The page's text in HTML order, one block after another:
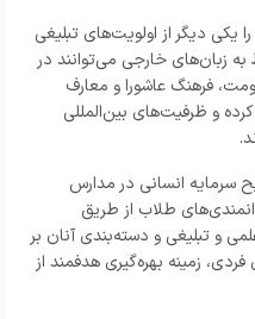
دیگر از اولویت‌های تبلیغی
زبان‌های خارجی می‌توانند در
فرهنگ عاشورا و معارف
و ظرفیت‌های بین‌المللی
سرمایه انسانی در مدارس
طلاب از طریق
و تبلیغی و دسته‌بندی آنان بر
زمینه بهره‌گیری هدفمند از